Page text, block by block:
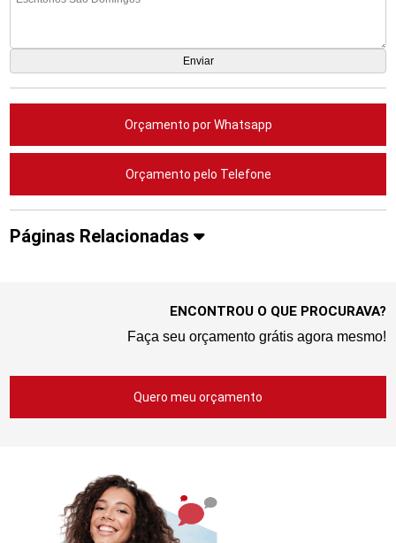
Orçamento por Whatsapp
Orçamento pelo Telefone
Páginas Relacionadas
ENCONTROU O QUE PROCURAVA?
Faça seu orçamento grátis agora mesmo!
Quero meu orçamento